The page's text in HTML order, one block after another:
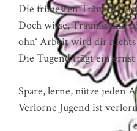
Die frühesten Träume
Doch wisse, Träume sind
ohn‘ Arbeit wird dir
Die Tugend trägt ein ernst
Spare, lerne, nütze jeden
Verlorne Jugend ist